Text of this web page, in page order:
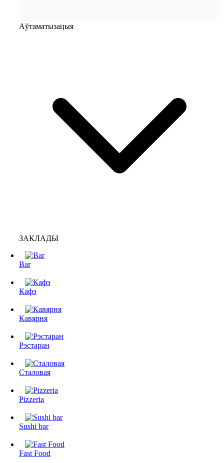
Аўтаматызацыя
ЗАКЛАДЫ
Bar
Кафэ
Кавярня
Рэстаран
Сталовая
Pizzeria
Sushi bar
Fast Food